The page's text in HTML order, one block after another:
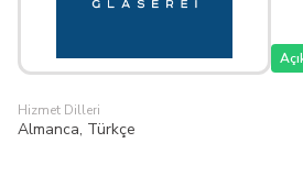
Hizmet Dilleri
Almanca, Türkçe